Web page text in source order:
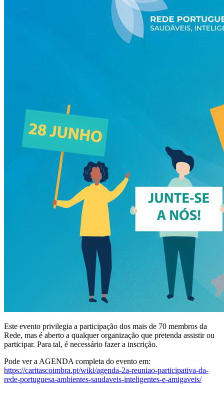
Este evento privilegia a participação dos mais de 70 membros da
Rede, mas é aberto a qualquer organização que pretenda assistir ou
participar. Para tal, é necessário fazer a inscrição.
Pode ver a AGENDA completa do evento em:
https://caritascoimbra.pt/wiki/agenda-2a-reuniao-participativa-da-
rede-portuguesa-ambientes-saudaveis-inteligentes-e-amigaveis/